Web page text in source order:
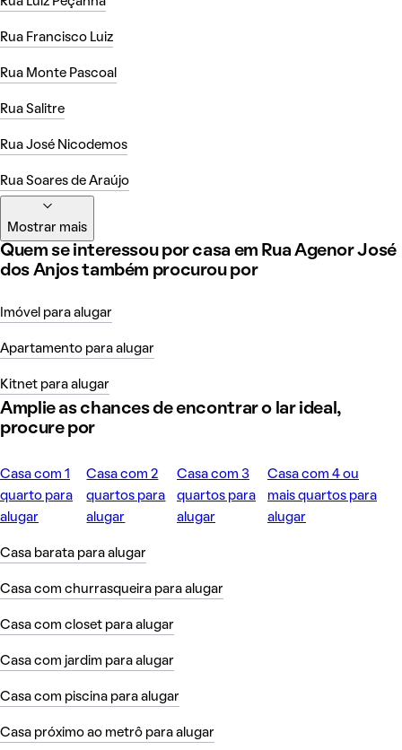
Rua Francisco Luiz
Rua Monte Pascoal
Rua Salitre
Rua José Nicodemos
Rua Soares de Araújo
Mostrar mais
Quem se interessou por casa em Rua Agenor José
dos Anjos também procurou por
Imóvel para alugar
Apartamento para alugar
Kitnet para alugar
Amplie as chances de encontrar o lar ideal,
procure por
Casa com 1
quarto para
alugar
Casa com 2
quartos para
alugar
Casa com 3
quartos para
alugar
Casa com 4 ou
mais quartos para
alugar
Casa barata para alugar
Casa com churrasqueira para alugar
Casa com closet para alugar
Casa com jardim para alugar
Casa com piscina para alugar
Casa próximo ao metrô para alugar